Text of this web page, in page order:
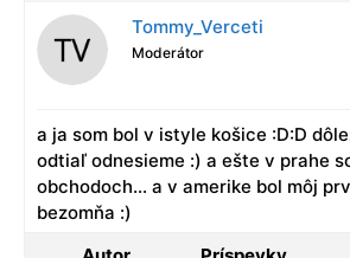
Tommy_Verceti
Moderátor
a ja som bol v istyle košice :D:D
odtiaľ odnesieme :) a ešte v prahe
obchodoch… a v amerike bol môj
bezomňa :)